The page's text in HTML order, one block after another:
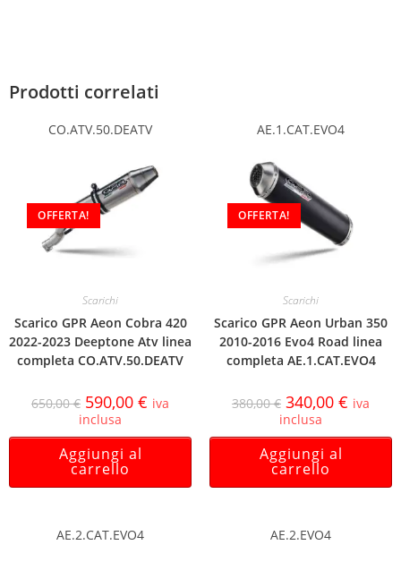
Prodotti correlati
CO.ATV.50.DEATV
OFFERTA!
Scarichi
Scarico GPR Aeon Cobra 420
2022-2023 Deeptone Atv linea
completa CO.ATV.50.DEATV
650,00€ 590,00 € iva
inclusa
Aggiungi al
carrello
AE.1.CAT.EVO4
OFFERTA!
Scarichi
Scarico GPR Aeon Urban 350
2010-2016 Evo4 Road linea
completa AE.1.CAT.EVO4
380,00€ 340,00 € iva
inclusa
Aggiungi al
carrello
AE.2.CAT.EVO4 AE.2.EVO4